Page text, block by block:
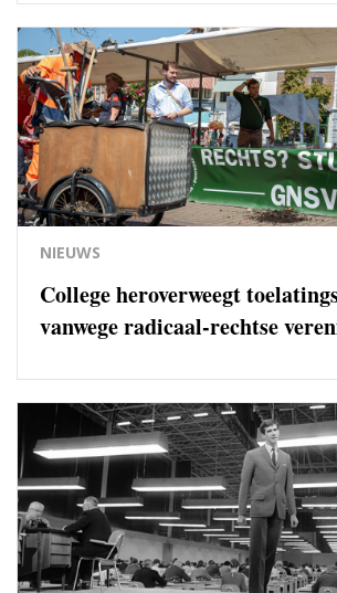
NIEUWS
College heroverweegt
vanwege radicaal-rechtse